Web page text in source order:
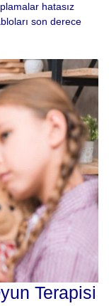
hatasız
son derece
Terapisi